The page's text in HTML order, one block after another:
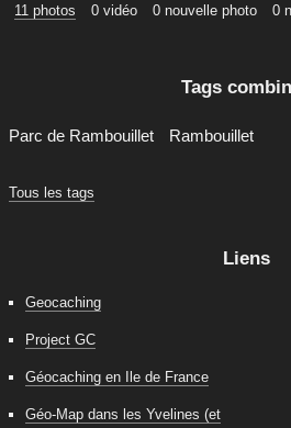
11 photos 0 vidéo 0 nouvelle photo 0
Tags
Parc de Rambouillet Rambouillet
Tous les tags
Liens
Geocaching
Project GC
Géocaching en Ile de France
Géo-Map dans les Yvelines (et